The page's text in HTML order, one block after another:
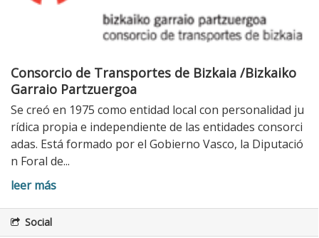
Consorcio de Transportes de Bizkaia /Bizkaiko
Garraio Partzuergoa
Se creó en 1975 como entidad local con personalidad ju
rídica propia e independiente de las entidades consorci
adas. Está formado por el Gobierno Vasco, la Diputació
n Foral de...
leer más
Social